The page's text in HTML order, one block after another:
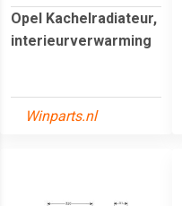
Opel Kachelradiateur,
interieurverwarming
Winparts.nl